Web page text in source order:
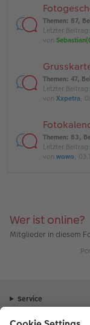
Themen: 87,
Letzter Beitrag:
von
Themen: 47,
Letzter Beitrag:
von Xxpetra,
Themen: 83,
Letzter Beitrag:
von wowo,
Wer ist online?
Mitglieder in diesem
Service